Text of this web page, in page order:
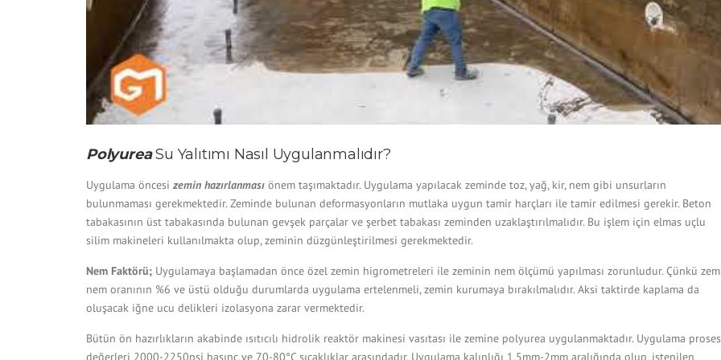
PolyureaSu Yalıtımı Nasıl Uygulanmalıdır?
Uygulama öncesi zemin hazırlanması önem taşımaktadır. Uygulama yapılacak zeminde toz, yağ, kir, nem gibi unsurların
bulunmaması gerekmektedir. Zeminde bulunan deformasyonların mutlaka uygun tamir harçları ile tamir edilmesi gerekir. Beton
tabakasının üst tabakasında bulunan gevşek parçalar ve şerbet tabakası zeminden uzaklaştırılmalıdır. Bu işlem için elmas uçlu
silim makineleri kullanılmakta olup, zeminin düzgünleştirilmesi gerekmektedir.
Nem Faktörü; Uygulamaya başlamadan önce özel zemin higrometreleri ile zeminin nem ölçümü yapılması zorunludur. Çünkü
nem oranının %6 ve üstü olduğu durumlarda uygulama ertelenmeli, zemin kurumaya bırakılmalıdır. Aksi taktirde kaplama da
oluşacak iğne ucu delikleri izolasyona zarar vermektedir.
Bütün ön hazırlıkların akabinde ısıtıcılı hidrolik reaktör makinesi vasıtası ile zemine polyurea uygulanmaktadır. Uygulama proses
değerleri 2000-2250psi basınç ve 70-80°C sıcaklıklar arasındadır. Uygulama kalınlığı 1.5mm-2mm aralığında olup, istenilen